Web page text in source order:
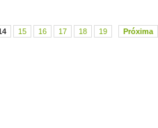
15 16 17 18 19 Próxima